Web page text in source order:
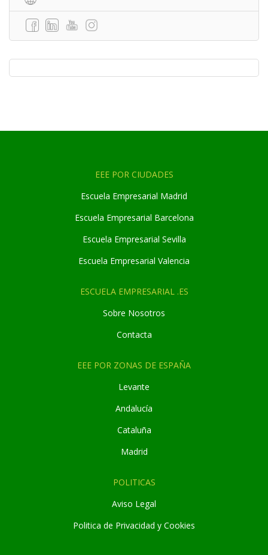
EEE POR CIUDADES
Escuela Empresarial Madrid
Escuela Empresarial Barcelona
Escuela Empresarial Sevilla
Escuela Empresarial Valencia
ESCUELA EMPRESARIAL .ES
Sobre Nosotros
Contacta
EEE POR ZONAS DE ESPAÑA
Levante
Andalucía
Cataluña
Madrid
POLITICAS
Aviso Legal
Politica de Privacidad y Cookies